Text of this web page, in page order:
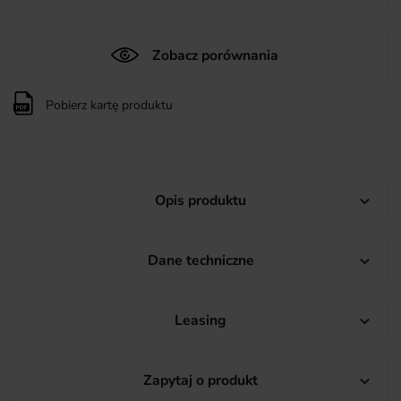
Zobacz porównania
Pobierz kartę produktu
Opis produktu 
Dane techniczne 
Leasing 
Zapytaj o produkt 